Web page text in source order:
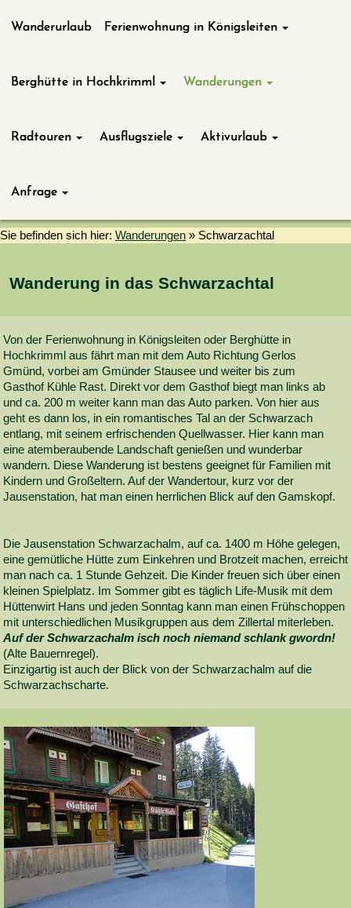
Wanderurlaub Ferienwohnung in Königsleiten
Berghütte in Hochkrimml Wanderungen
Radtouren Ausflugsziele Aktivurlaub
Anfrage
Sie befinden sich hier: Wanderungen » Schwarzachtal
Wanderung in das Schwarzachtal
Von der Ferienwohnung in Königsleiten oder Berghütte in
Hochkrimml aus fährt man mit dem Auto Richtung Gerlos
Gmünd, vorbei am Gmünder Stausee und weiter bis zum
Gasthof Kühle Rast. Direkt vor dem Gasthof biegt man links ab
und ca. 200 m weiter kann man das Auto parken. Von hier aus
geht es dann los, in ein romantisches Tal an der Schwarzach
entlang, mit seinem erfrischenden Quellwasser. Hier kann man
eine atemberaubende Landschaft genießen und wunderbar
wandern. Diese Wanderung ist bestens geeignet für Familien mit
Kindern und Großeltern. Auf der Wandertour, kurz vor der
Jausenstation, hat man einen herrlichen Blick auf den Gamskopf.
Die Jausenstation Schwarzachalm, auf ca. 1400 m Höhe gelegen,
eine gemütliche Hütte zum Einkehren und Brotzeit machen, erreicht
man nach ca. 1 Stunde Gehzeit. Die Kinder freuen sich über einen
kleinen Spielplatz. Im Sommer gibt es täglich Life-Musik mit dem
Hüttenwirt Hans und jeden Sonntag kann man einen Frühschoppen
mit unterschiedlichen Musikgruppen aus dem Zillertal miterleben.
Auf der Schwarzachalm isch noch niemand schlank gwordn!
(Alte Bauernregel).
Einzigartig ist auch der Blick von der Schwarzachalm auf die
Schwarzachscharte.